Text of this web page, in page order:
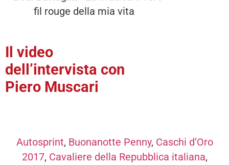
Il video
dell’intervista con
Piero Muscari
Autosprint, Buonanotte Penny, Caschi d’Oro
2017, Cavaliere della Repubblica italiana,